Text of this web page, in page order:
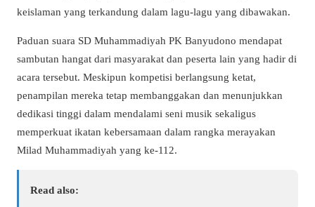
keislaman yang terkandung dalam lagu-lagu yang dibawakan.
Paduan suara SD Muhammadiyah PK Banyudono mendapat
sambutan hangat dari masyarakat dan peserta lain yang hadir di
acara tersebut. Meskipun kompetisi berlangsung ketat,
penampilan mereka tetap membanggakan dan menunjukkan
dedikasi tinggi dalam mendalami seni musik sekaligus
memperkuat ikatan kebersamaan dalam rangka merayakan
Milad Muhammadiyah yang ke-112.
Read also: